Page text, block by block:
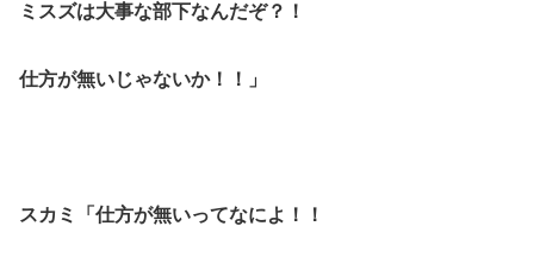
ミスズは大事な部下なんだぞ？！
仕方が無いじゃないか！！」
スカミ「仕方が無いってなによ！！